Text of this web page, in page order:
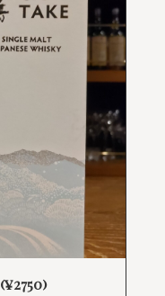
(¥2750)